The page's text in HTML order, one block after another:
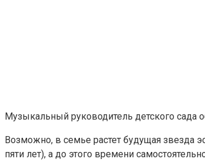
Музыкальный руководитель детского сада
Возможно, в семье растет будущая звезда
пяти лет), а до этого времени